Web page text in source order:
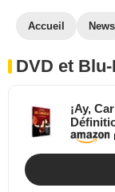
Accueil News
DVD et
¡Ay,